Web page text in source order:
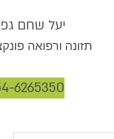
יעל שחם
תזונה ורפואה
6265350